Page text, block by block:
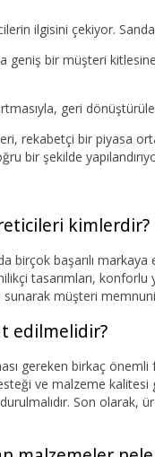
ilgisini çekiyor.
geniş bir müşteri
geri
rekabetçi bir piyasa
bir şekilde
kimlerdir?
birçok başarılı
tasarımları,
müşteri
edilmelidir?
gereken birkaç
ve malzeme
Son olarak,